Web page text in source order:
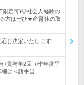
限定可)◎社会人経験の
方はぜひ★産育休の取
じ決定いたします
+賞与年2回（昨年度平
は＜諸手当…